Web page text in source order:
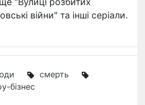
війни" та інші серіали.
смерть
бізнес